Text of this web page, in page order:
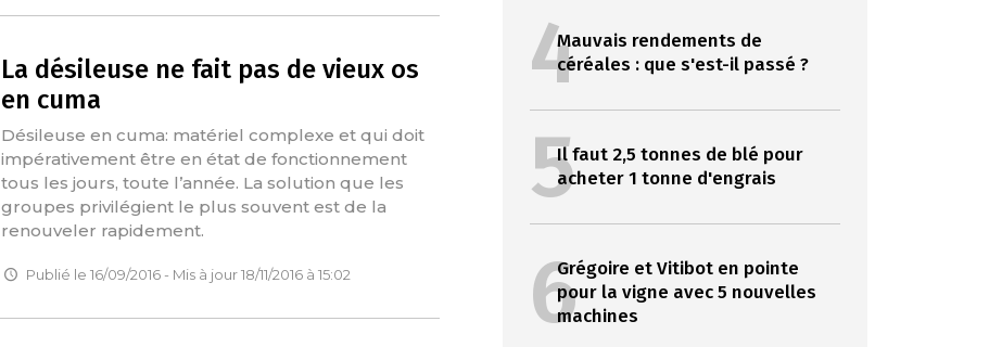
La désileuse ne fait pas de vieux os
en cuma
Désileuse en cuma: matériel complexe et qui doit
impérativement être en état de fonctionnement
tous les jours, toute l’année. La solution que les
groupes privilégient le plus souvent est de la
renouveler rapidement.
Publié le 16/09/2016 - Mis à jour 18/11/2016 à 15:02
4Mauvais rendements de
céréales : que s'est-il passé ?
5Il faut 2,5 tonnes de blé pour
acheter 1 tonne d'engrais
6Grégoire et Vitibot en pointe
pour la vigne avec 5 nouvelles
machines